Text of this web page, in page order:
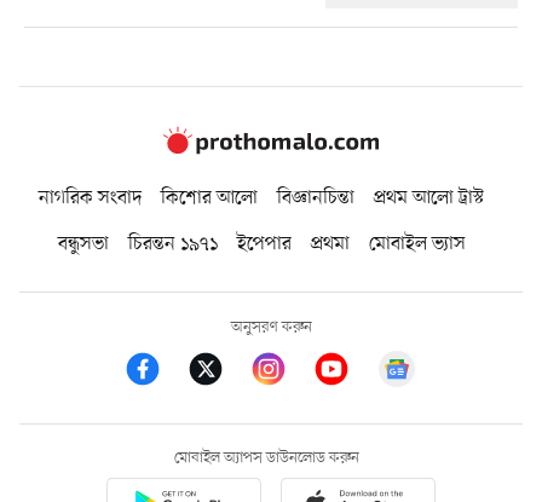
নাগরিক সংবাদ কিশোর আলো বিজ্ঞানচিন্তা
প্রথম আলো ট্রাস্ট
বন্ধুসভা
চিরন্তন ১৯৭১ ইপেপার প্রথমা মোবাইল ভ্যাস
অনুসরণ করুন
মোবাইল অ্যাপস ডাউনলোড করুন